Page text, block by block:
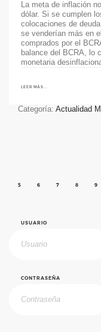
La meta de inflación
dólar. Si se cumplen
colocaciones de
se venderían más en
comprados por el
balance del BCRA, lo
monetaria
LEER MÁS...
Categoría: Actualidad
5 6 7 8 9
USUARIO
CONTRASEÑA